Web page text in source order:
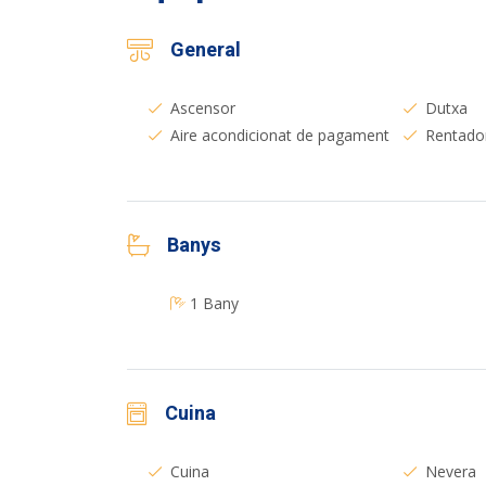
General
Ascensor
Aire acondicionat de pagament
Dutxa
Banys
1 Bany
Cuina
Cuina Nevera